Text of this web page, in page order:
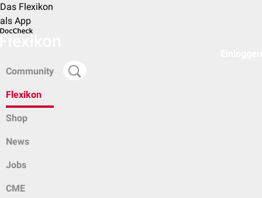
Das Flexikon
als App
Community
Flexikon
Shop
News
Jobs
CME